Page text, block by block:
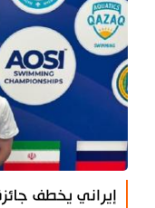
إيراني يخطف